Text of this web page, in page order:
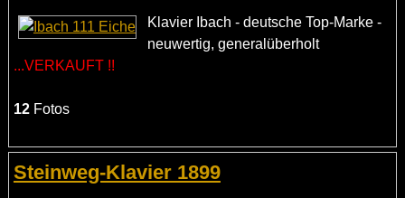
Klavier Ibach - deutsche Top-Marke -
neuwertig, generalüberholt
...VERKAUFT !!
12Fotos
Steinweg-Klavier 1899